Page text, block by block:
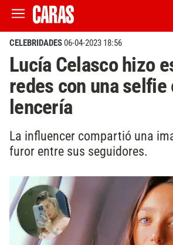
CELEBRIDADES06-04-2023 18:56
Lucía Celasco hizo
redes con una selfie
lencería
La influencer compartió una
furor entre sus seguidores.